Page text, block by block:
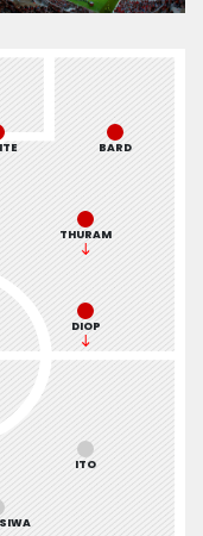
BARD
THURAM
DIOP
ITO